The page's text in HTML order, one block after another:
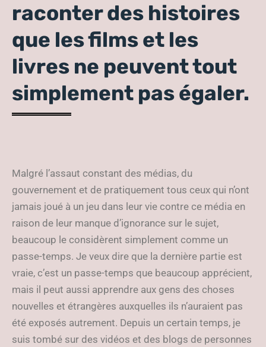
raconter des histoires
que les films et les
livres ne peuvent tout
simplement pas égaler.
Malgré l’assaut constant des médias, du
gouvernement et de pratiquement tous ceux qui n’ont
jamais joué à un jeu dans leur vie contre ce média en
raison de leur manque d’ignorance sur le sujet,
beaucoup le considèrent simplement comme un
passe-temps. Je veux dire que la dernière partie est
vraie, c’est un passe-temps que beaucoup apprécient,
mais il peut aussi apprendre aux gens des choses
nouvelles et étrangères auxquelles ils n’auraient pas
été exposés autrement. Depuis un certain temps, je
suis tombé sur des vidéos et des blogs de personnes